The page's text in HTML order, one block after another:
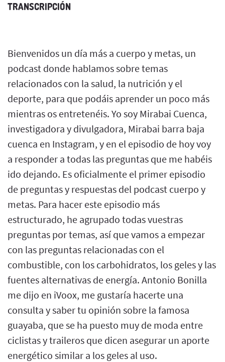
TRANSCRIPCIÓN
Bienvenidos un día más a cuerpo y metas, un
podcast donde hablamos sobre temas
relacionados con la salud, la nutrición y el
deporte, para que podáis aprender un poco más
mientras os entretenéis. Yo soy Mirabai Cuenca,
investigadora y divulgadora, Mirabai barra baja
cuenca en Instagram, y en el episodio de hoy voy
a responder a todas las preguntas que me habéis
ido dejando. Es oficialmente el primer episodio
de preguntas y respuestas del podcast cuerpo y
metas. Para hacer este episodio más
estructurado, he agrupado todas vuestras
preguntas por temas, así que vamos a empezar
con las preguntas relacionadas con el
combustible, con los carbohidratos, los geles y las
fuentes alternativas de energía. Antonio Bonilla
me dijo en iVoox, me gustaría hacerte una
consulta y saber tu opinión sobre la famosa
guayaba, que se ha puesto muy de moda entre
ciclistas y traileros que dicen asegurar un aporte
energético similar a los geles al uso.